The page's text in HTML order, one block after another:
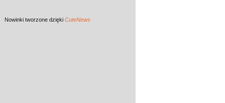
Nowinki tworzone dzięki CuteNews